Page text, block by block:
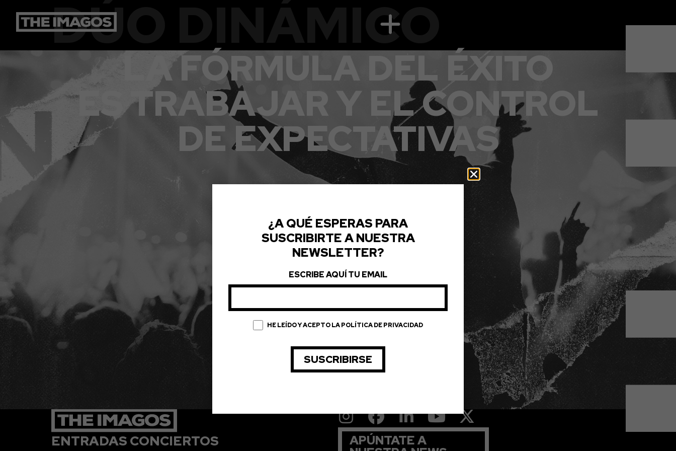
DÚO DINÁMICO
LA FÓRMULA DEL ÉXITO
ES TRABAJAR Y EL CONTROL
DE EXPECTATIVAS
ENTRADAS CONCIERTOS
APÚNTATE A
¿A QUÉ ESPERAS PARA
SUSCRIBIRTE A NUESTRA
NEWSLETTER?
ESCRIBE AQUÍ TU EMAIL
HE LEÍDO Y ACEPTO LA POLÍTICA DE PRIVACIDAD